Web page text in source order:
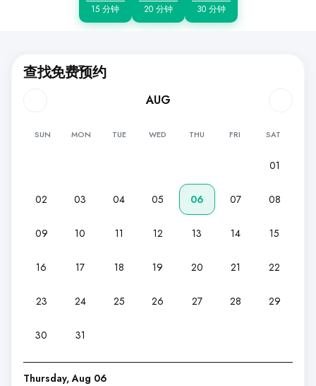
15 分钟 20 分钟 30 分钟
查找免费预约
AUG
SUN MON TUE WED THU FRI SAT
01
02 03 04 05 06 07 08
09 10 11 12 13 14 15
16 17 18 19 20 21 22
23 24 25 26 27 28 29
30 31
Thursday, Aug 06